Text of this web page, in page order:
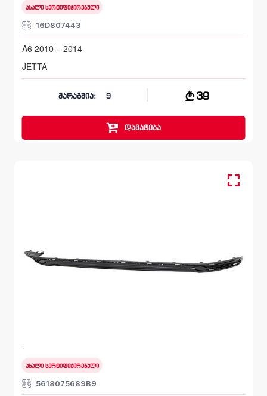
ახალი სერტიფიცირებული
16D807443
A6 2010 – 2014
JETTA
მარაგშია: 9 39
დამატება
B8 2019 - 2022
ახალი სერტიფიცირებული
5618075689B9